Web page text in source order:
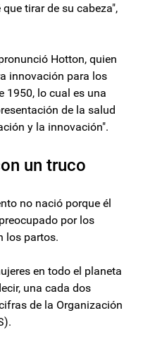
tirar de su cabeza",
Hotton, quien
innovación para los
1950, lo cual es una
de la salud
y la innovación".
un truco
no nació porque él
por los
los partos.
en todo el planeta
una cada dos
de la Organización